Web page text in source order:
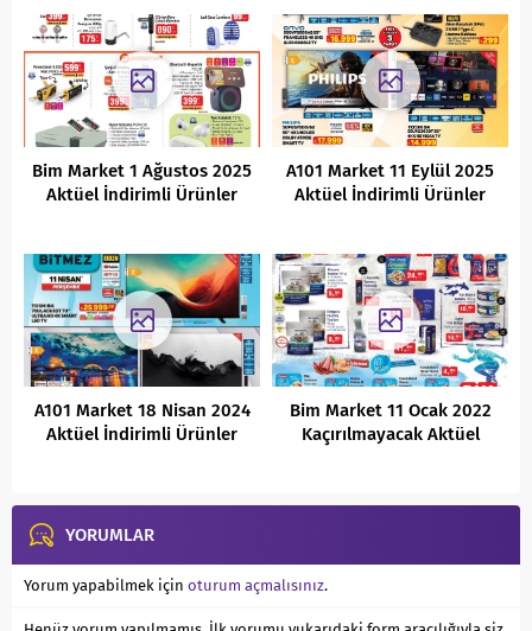
Bim Market 1 Ağustos 2025
Aktüel İndirimli Ürünler
A101 Market 11 Eylül 2025
Aktüel İndirimli Ürünler
A101 Market 18 Nisan 2024
Aktüel İndirimli Ürünler
Bim Market 11 Ocak 2022
Kaçırılmayacak Aktüel
YORUMLAR
Yorum yapabilmek için oturum açmalısınız.